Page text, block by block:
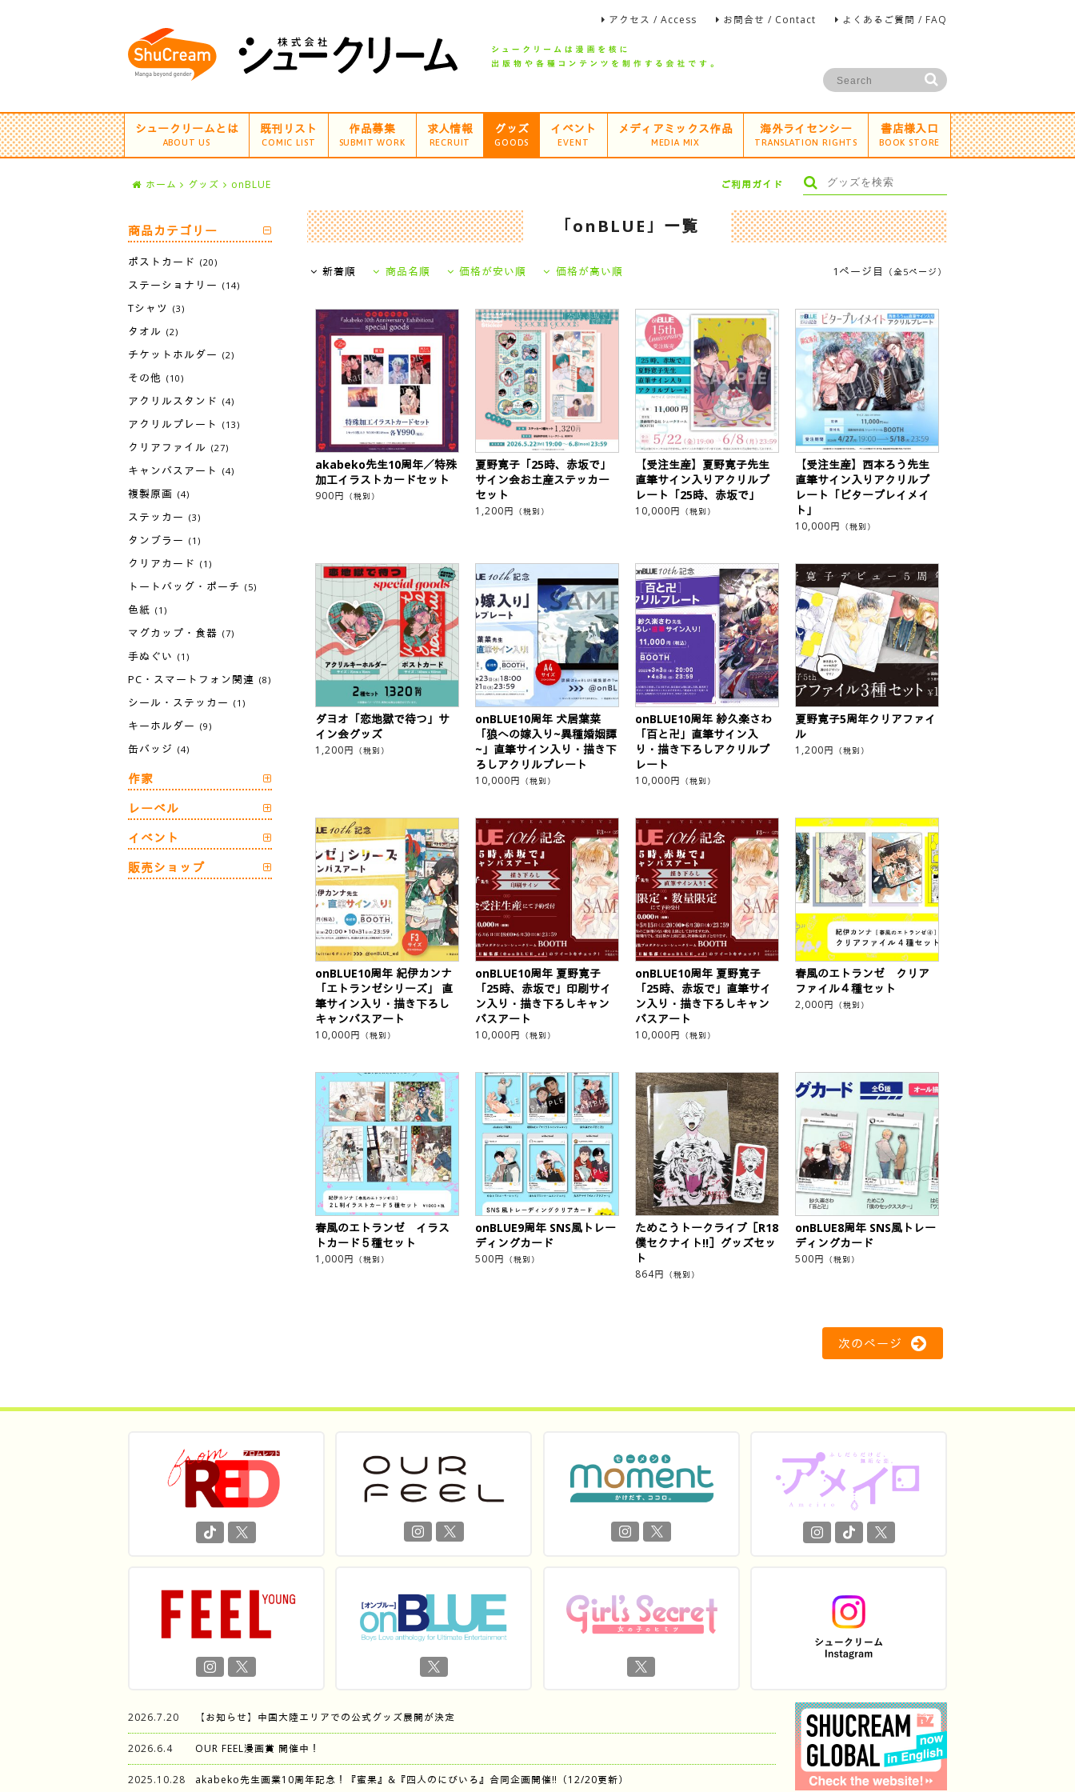
アクセス / Access お問合せ / Contact よくあるご質問 / FAQ
シュークリームとは
ABOUT US
既刊リスト
COMIC LIST
作品募集
SUBMIT WORK
求人情報
RECRUIT
グッズ
GOODS
イベント
EVENT
メディアミックス作品
MEDIA MIX
海外ライセンシー
TRANSLATION RIGHTS
書店様入口
BOOK STORE
ホーム グッズ onBLUE ご利用ガイド
「onBLUE」一覧
1ページ目 （全5ページ）
新着順 商品名順 価格が安い順 価格が高い順
akabeko先生10周年／特殊
加工イラストカードセット
900円 （税別）
夏野寛子「25時、赤坂で」
サイン会お土産ステッカー
セット
1,200円 （税別）
【受注生産】夏野寛子先生
直筆サイン入りアクリルプ
レート「25時、赤坂で」
10,000円 （税別）
【受注生産】西本ろう先生
直筆サイン入りアクリルプ
レート「ビタープレイメイ
ト」
10,000円 （税別）
ダヨオ「恋地獄で待つ」サ
イン会グッズ
1,200円 （税別）
onBLUE10周年 犬居葉菜
「狼への嫁入り~異種婚姻譚
~」直筆サイン入り・描き下
ろしアクリルプレート
10,000円 （税別）
onBLUE10周年 紗久楽さわ
「百と卍」直筆サイン入
り・描き下ろしアクリルプ
レート
10,000円 （税別）
夏野寛子5周年クリアファイ
ル
1,200円 （税別）
onBLUE10周年 紀伊カンナ
「エトランゼシリーズ」 直
筆サイン入り・描き下ろし
キャンバスアート
10,000円 （税別）
onBLUE10周年 夏野寛子
「25時、赤坂で」印刷サイ
ン入り・描き下ろしキャン
バスアート
10,000円 （税別）
onBLUE10周年 夏野寛子
「25時、赤坂で」直筆サイ
ン入り・描き下ろしキャン
バスアート
10,000円 （税別）
春風のエトランゼ クリア
ファイル４種セット
2,000円 （税別）
春風のエトランゼ イラス
トカード５種セット
1,000円 （税別）
onBLUE9周年 SNS風トレー
ディングカード
500円 （税別）
ためこうトークライブ［R18
僕セクナイト!!］グッズセッ
ト
864円 （税別）
onBLUE8周年 SNS風トレー
ディングカード
500円 （税別）
次のページ
商品カテゴリー
ポストカード (20)
ステーショナリー (14)
Tシャツ (3)
タオル (2)
チケットホルダー (2)
その他 (10)
アクリルスタンド (4)
アクリルプレート (13)
クリアファイル (27)
キャンバスアート (4)
複製原画 (4)
ステッカー (3)
タンブラー (1)
クリアカード (1)
トートバッグ・ポーチ (5)
色紙 (1)
マグカップ・食器 (7)
手ぬぐい (1)
PC・スマートフォン関連 (8)
シール・ステッカー (1)
キーホルダー (9)
缶バッジ (4)
作家
レーベル
イベント
販売ショップ
2026.7.20 【お知らせ】中国大陸エリアでの公式グッズ展開が決定
2026.6.4 OUR FEEL漫画賞 開催中！
2025.10.28 akabeko先生画業10周年記念！『蜜果』&『四人のにびいろ』合同企画開催‼︎（12/20更新）